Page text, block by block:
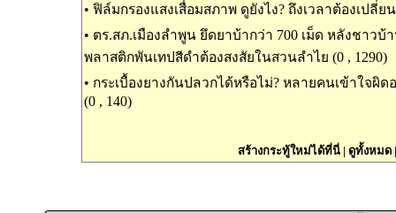
• ฟิล์มกรองแสงเสื่อมสภาพ ดูยังไง? ถึงเวลาต้องเปลี่ย
• ตร.สภ.เมืองลำพูน ยึดยาบ้ากว่า 700 เม็ด หลังชาวบ้
พลาสติกพันเทปสีดำต้องสงสัยในสวนลำไย (0 , 1290)
• กระเบื้องยางกันปลวกได้หรือไม่? หลายคนเข้าใจผิ
(0 , 140)
สร้างกระทู้ใหม่ได้ที่นี่| ดูทั้งหมด